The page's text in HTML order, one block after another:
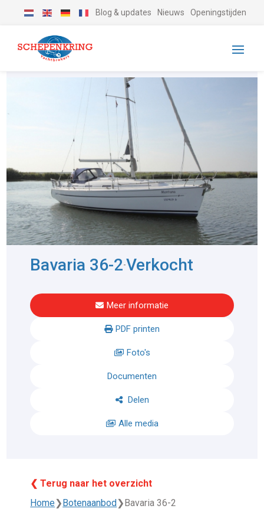
Blog & updates Nieuws Openingstijden
Bavaria 36-2-Verkocht
Meer informatie
PDF printen
Foto's
Documenten
Delen
Alle media
❮ Terug naar het overzicht
Home❯Botenaanbod❯Bavaria 36-2